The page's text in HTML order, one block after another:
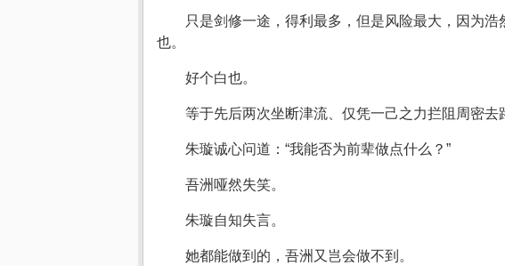
只是剑修一途，得利最多，但是风险最大，因为
也。
好个白也。
等于先后两次坐断津流、仅凭一己之力拦阻周密去
朱璇诚心问道：“我能否为前辈做点什么？”
吾洲哑然失笑。
朱璇自知失言。
她都能做到的，吾洲又岂会做不到。